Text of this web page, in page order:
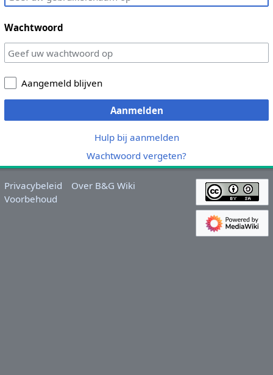
Wachtwoord
Aangemeld blijven
Aanmelden
Hulp bij aanmelden
Wachtwoord vergeten?
Privacybeleid
Over B&G Wiki
Voorbehoud